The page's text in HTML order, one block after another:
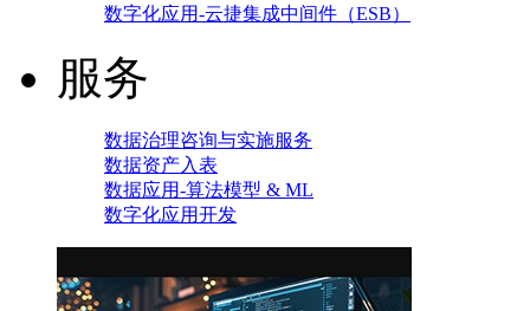
数字化应用-云捷集成中间件（ESB）
服务
数据治理咨询与实施服务
数据资产入表
数据应用-算法模型 & ML
数字化应用开发